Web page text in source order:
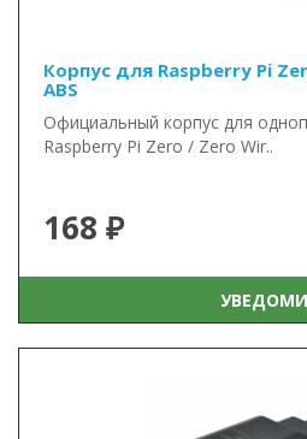
Корпус для Raspberry Pi
ABS
Официальный корпус для
Raspberry Pi Zero / Zero Wir..
168 ₽